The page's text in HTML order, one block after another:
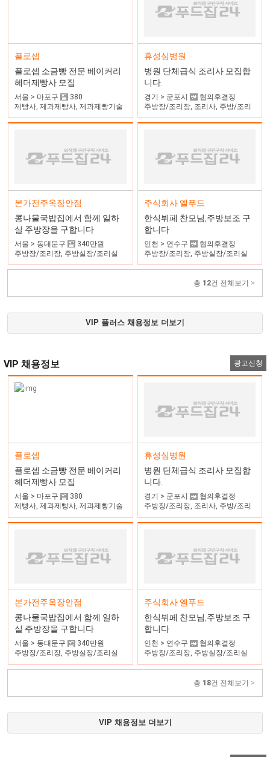
플로셉
플로셉 소금빵 전문 베이커리
헤더제빵사 모집
서울 > 마포구
380
제빵사, 제과제빵사, 제과제빵기술
자
휴성심병원
병원 단체급식 조리사 모집합
니다.
경기 > 군포시
협의후결정
주방장/조리장, 조리사, 주방/조리
본가전주옥장안점
콩나물국밥집에서 함께 일하
실 주방장을 구합니다
서울 > 동대문구
340만원
주방장/조리장, 주방실장/조리실
장, 조리사
주식회사 엘푸드
한식뷔페 찬모님,주방보조 구
합니다
인천 > 연수구
협의후결정
주방장/조리장, 주방실장/조리실
장, 주방과장
총 12건 전체보기 >
VIP 플러스 채용정보 더보기
VIP 채용정보 광고신청
플로셉
플로셉 소금빵 전문 베이커리
헤더제빵사 모집
서울 > 마포구
380
제빵사, 제과제빵사, 제과제빵기술
자
휴성심병원
병원 단체급식 조리사 모집합
니다.
경기 > 군포시
협의후결정
주방장/조리장, 조리사, 주방/조리
본가전주옥장안점
콩나물국밥집에서 함께 일하
실 주방장을 구합니다
서울 > 동대문구
340만원
주방장/조리장, 주방실장/조리실
장, 조리사
주식회사 엘푸드
한식뷔페 찬모님,주방보조 구
합니다
인천 > 연수구
협의후결정
주방장/조리장, 주방실장/조리실
장, 주방과장
총 18건 전체보기 >
VIP 채용정보 더보기